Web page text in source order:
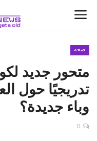
الأخبار
كتّابنا
السعودية
صحه
متحور جديد
تدريجيًا حول
وباء جديدة؟
0